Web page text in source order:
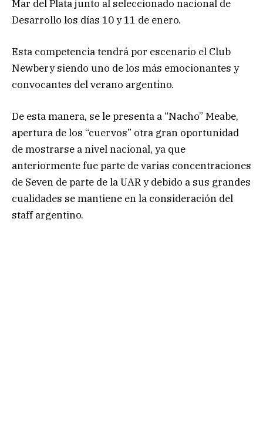
Mar del Plata junto al seleccionado nacional de
Desarrollo los días 10 y 11 de enero.
Esta competencia tendrá por escenario el Club
Newbery siendo uno de los más emocionantes y
convocantes del verano argentino.
De esta manera, se le presenta a “Nacho” Meabe,
apertura de los “cuervos” otra gran oportunidad
de mostrarse a nivel nacional, ya que
anteriormente fue parte de varias concentraciones
de Seven de parte de la UAR y debido a sus grandes
cualidades se mantiene en la consideración del
staff argentino.